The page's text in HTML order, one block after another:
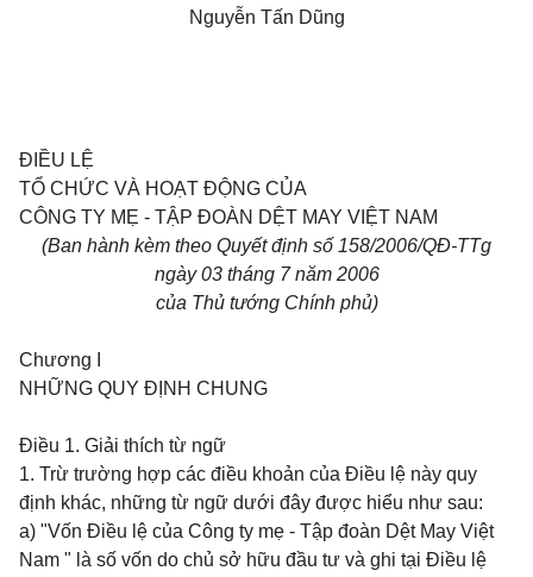
Nguyễn Tấn Dũng
ĐIỀU LỆ
TỔ CHỨC VÀ HOẠT ĐỘNG CỦA
CÔNG TY MẸ - TẬP ĐOÀN DỆT MAY VIỆT NAM
(Ban hành kèm theo Quyết định số 158/2006/QĐ-TTg
ngày 03 tháng 7 năm 2006
của Thủ tướng Chính phủ)
Chương I
NHỮNG QUY ĐỊNH CHUNG
Điều 1. Giải thích từ ngữ
1. Trừ trường hợp các điều khoản của Điều lệ này quy
định khác, những từ ngữ dưới đây được hiểu như sau:
a) "Vốn Điều lệ của Công ty mẹ - Tập đoàn Dệt May Việt
Nam " là số vốn do chủ sở hữu đầu tư và ghi tại Điều lệ